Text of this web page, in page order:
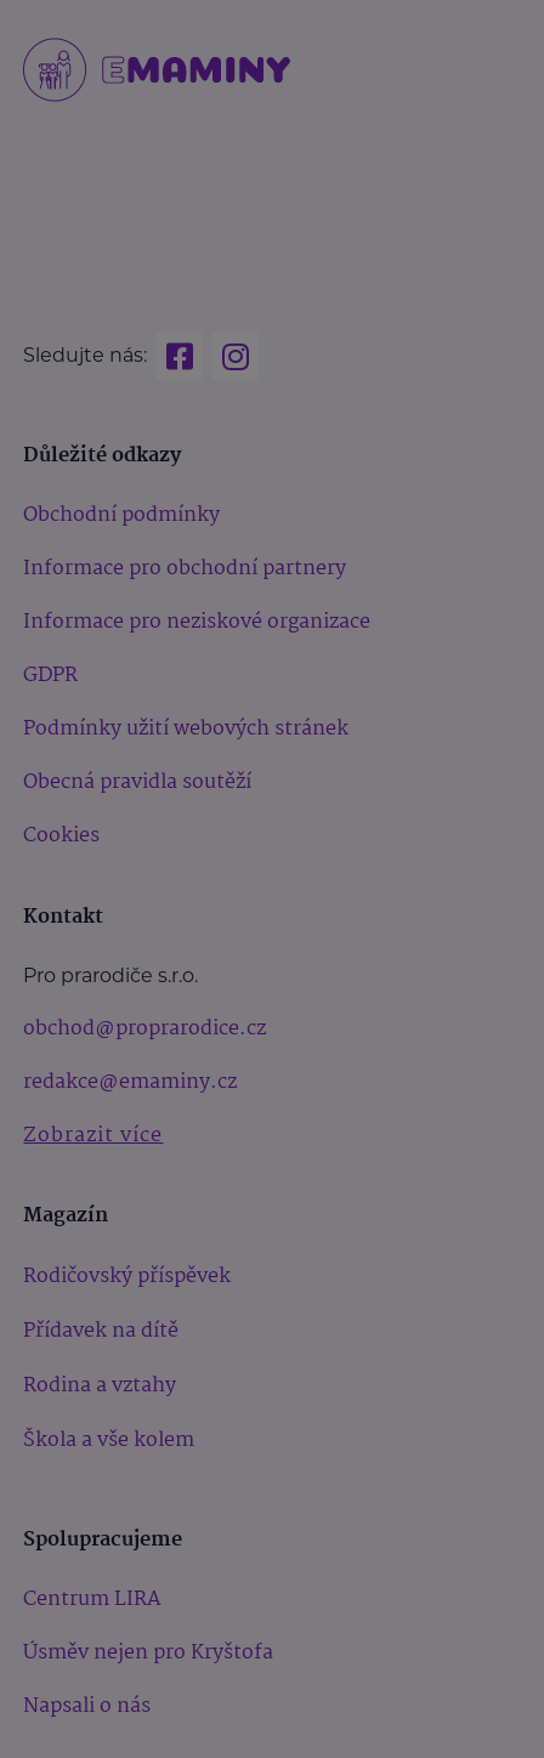
Sledujte nás:
Důležité odkazy
Obchodní podmínky
Informace pro obchodní partnery
Informace pro neziskové organizace
GDPR
Podmínky užití webových stránek
Obecná pravidla soutěží
Cookies
Kontakt
Pro prarodiče s.r.o.
obchod@proprarodice.cz
redakce@emaminy.cz
Zobrazit více
Magazín
Rodičovský příspěvek
Přídavek na dítě
Rodina a vztahy
Škola a vše kolem
Spolupracujeme
Centrum LIRA
Úsměv nejen pro Kryštofa
Napsali o nás